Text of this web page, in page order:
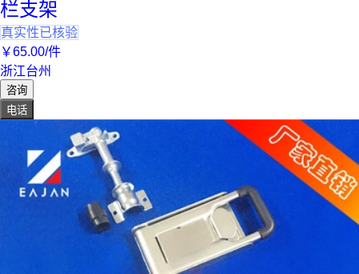
栏支架
真实性已核验
￥65.00/件
浙江台州
咨询
电话